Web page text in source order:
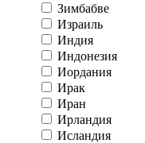
Зимбабве
Израиль
Индия
Индонезия
Иордания
Ирак
Иран
Ирландия
Исландия